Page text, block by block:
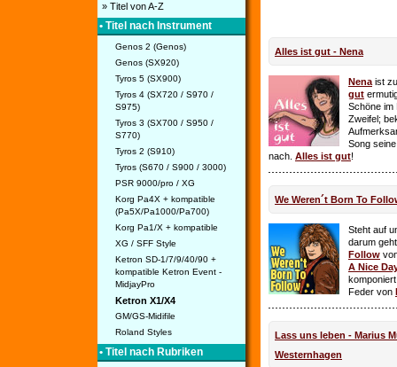
» Titel von A-Z
• Titel nach Instrument
Genos 2 (Genos)
Genos (SX920)
Tyros 5 (SX900)
Tyros 4 (SX720 / S970 /
S975)
Tyros 3 (SX700 / S950 /
S770)
Tyros 2 (S910)
Tyros (S670 / S900 / 3000)
PSR 9000/pro / XG
Korg Pa4X + kompatible
(Pa5X/Pa1000/Pa700)
Korg Pa1/X + kompatible
XG / SFF Style
Ketron SD-1/7/9/40/90 +
kompatible Ketron Event -
MidjayPro
Ketron X1/X4
GM/GS-Midifile
Roland Styles
• Titel nach Rubriken
Alles ist gut - Nena
Nena ist
gut
Schöne im
Zweifel;
Song
nach. Alles ist gut!
We Weren´t Born To
Steht auf
darum
Follow
A Nice
Feder von
Lass uns leben - Marius
Westernhagen